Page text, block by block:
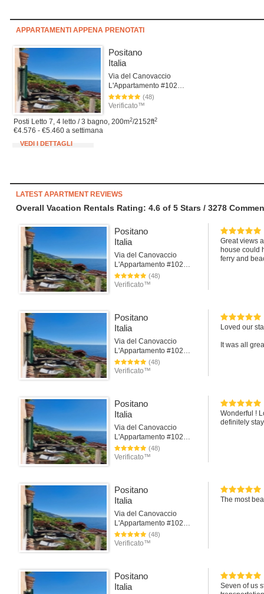
APPARTAMENTI APPENA PRENOTATI
Positano
Italia
Via del Canovaccio
L'Appartamento #102Positano
(48)
Verificato™
Posti Letto 7, 4 letto / 3 bagno, 200m2/2152ft2
€4.576 - €5.460 a settimana
VEDI I DETTAGLI
LATEST APARTMENT REVIEWS
Overall Vacation Rentals Rating: 4.6 of 5 Stars / 3278
Positano
Italia
Via del Canovaccio
L'Appartamento #102Positano
(48)
Verificato™
Great views
house could
ferry and
Positano
Italia
Via del Canovaccio
L'Appartamento #102Positano
(48)
Verificato™
Loved our
It was all
Positano
Italia
Via del Canovaccio
L'Appartamento #102Positano
(48)
Verificato™
Wonderful !
definitely
Positano
Italia
Via del Canovaccio
L'Appartamento #102Positano
(48)
Verificato™
The most
Positano
Italia
Seven of us